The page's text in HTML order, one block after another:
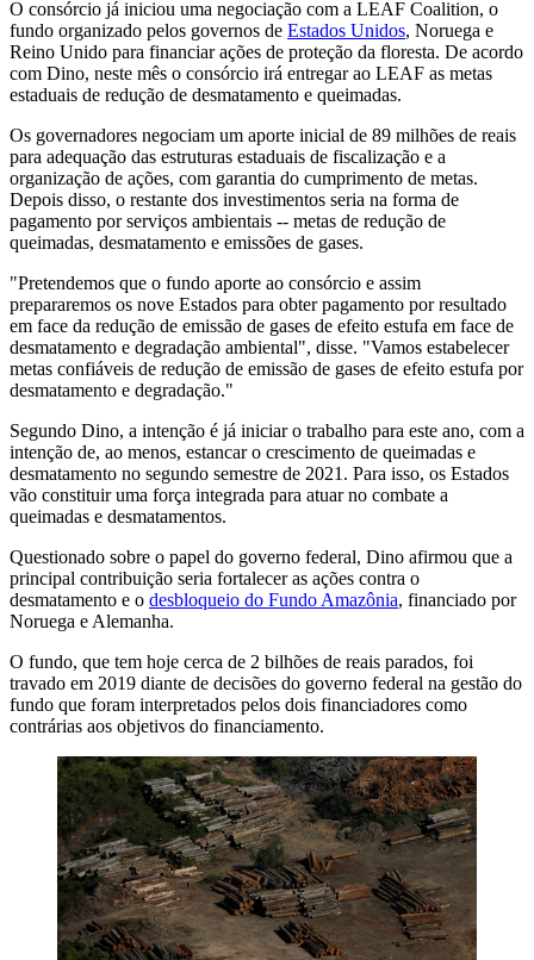
O consórcio já iniciou uma negociação com a LEAF Coalition, o
fundo organizado pelos governos de Estados Unidos, Noruega e
Reino Unido para financiar ações de proteção da floresta. De acordo
com Dino, neste mês o consórcio irá entregar ao LEAF as metas
estaduais de redução de desmatamento e queimadas.
Os governadores negociam um aporte inicial de 89 milhões de reais
para adequação das estruturas estaduais de fiscalização e a
organização de ações, com garantia do cumprimento de metas.
Depois disso, o restante dos investimentos seria na forma de
pagamento por serviços ambientais -- metas de redução de
queimadas, desmatamento e emissões de gases.
"Pretendemos que o fundo aporte ao consórcio e assim
prepararemos os nove Estados para obter pagamento por resultado
em face da redução de emissão de gases de efeito estufa em face de
desmatamento e degradação ambiental", disse. "Vamos estabelecer
metas confiáveis de redução de emissão de gases de efeito estufa por
desmatamento e degradação."
Segundo Dino, a intenção é já iniciar o trabalho para este ano, com a
intenção de, ao menos, estancar o crescimento de queimadas e
desmatamento no segundo semestre de 2021. Para isso, os Estados
vão constituir uma força integrada para atuar no combate a
queimadas e desmatamentos.
Questionado sobre o papel do governo federal, Dino afirmou que a
principal contribuição seria fortalecer as ações contra o
desmatamento e o desbloqueio do Fundo Amazônia, financiado por
Noruega e Alemanha.
O fundo, que tem hoje cerca de 2 bilhões de reais parados, foi
travado em 2019 diante de decisões do governo federal na gestão do
fundo que foram interpretados pelos dois financiadores como
contrárias aos objetivos do financiamento.